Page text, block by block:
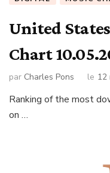
United
Chart
par Charles Pons le 12
Ranking of the most
on …